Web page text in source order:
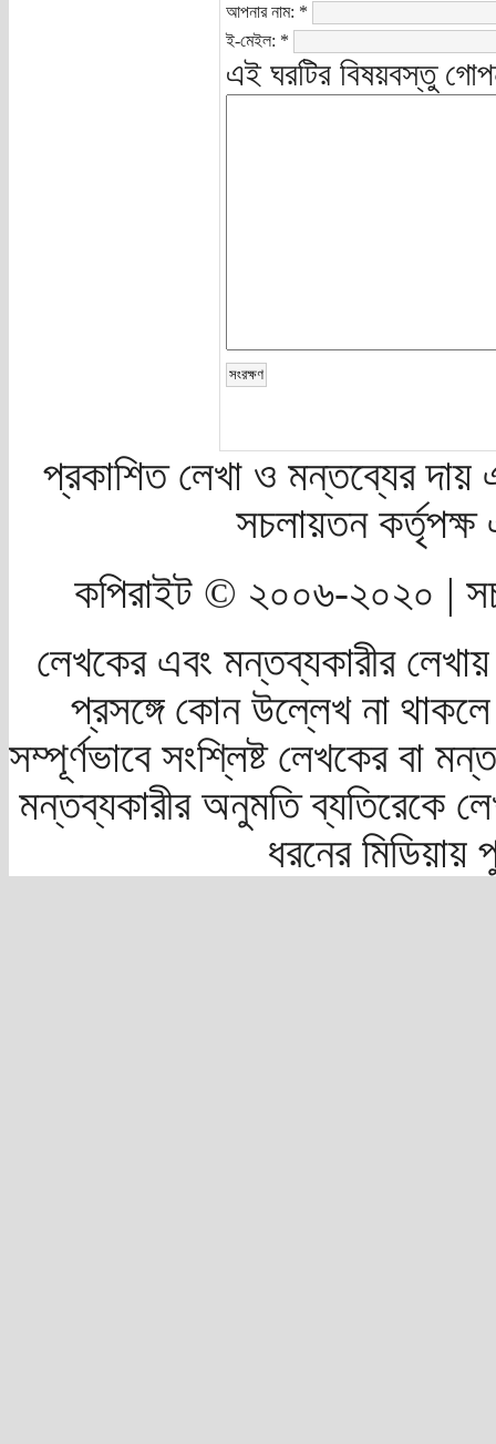
আপনার নাম: *
ই-মেইল: *
এই ঘরটির বিষয়বস্তু
প্রকাশিত লেখা ও মন্তব্যের দায়
সচলায়তন
কপিরাইট © ২০০৬-২০২০ |
লেখকের এবং মন্তব্যকারীর
প্রসঙ্গে কোন উল্লেখ না
সম্পূর্ণভাবে সংশ্লিষ্ট লেখকের বা
মন্তব্যকারীর অনুমতি ব্যতিরেকে
ধরনের মিডিয়ায়